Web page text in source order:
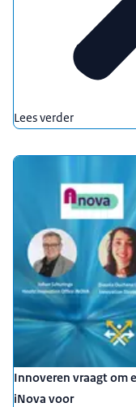
Lees verder
Innoveren vraagt om
iNova voor